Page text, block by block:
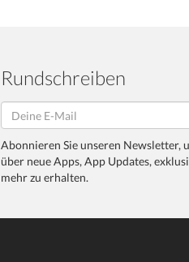
Rundschreiben
Abonnieren Sie unseren Newsletter,
über neue Apps, App Updates,
mehr zu erhalten.